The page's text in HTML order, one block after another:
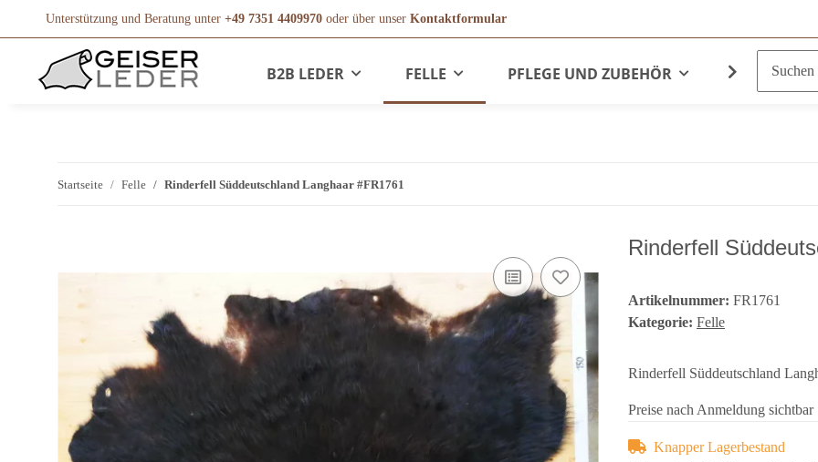
Unterstützung und Beratung unter +49 7351 4409970 oder über unser Kontaktformular
B2B LEDER FELLE PFLEGE UND ZUBEHÖR
Startseite Felle Rinderfell Süddeutschland Langhaar #FR1761
Rinderfell
Artikelnummer: FR1761
Kategorie: Felle
Rinderfell Süddeutschland
Preise nach Anmeldung sichtbar
Knapper Lagerbestand